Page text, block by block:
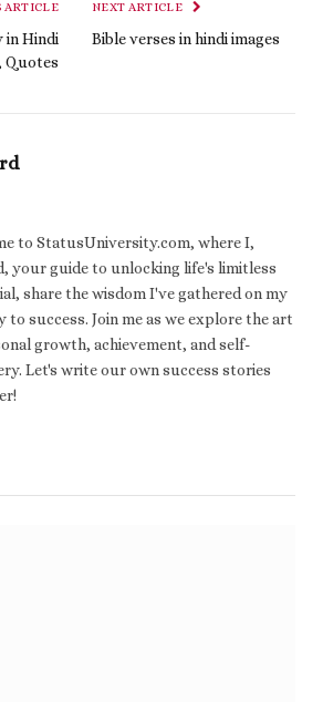
ARTICLE
in Hindi
Quotes
NEXT ARTICLE
Bible verses in hindi images
to StatusUniversity.com, where I,
your guide to unlocking life's limitless
share the wisdom I've gathered on my
to success. Join me as we explore the art
growth, achievement, and self-
Let's write our own success stories